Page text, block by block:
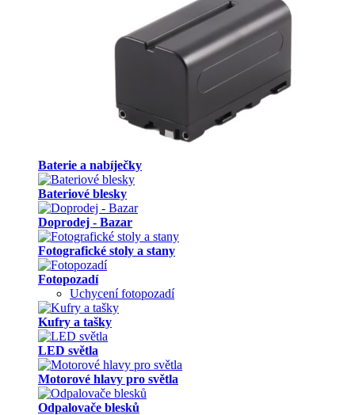
Baterie a nabíječky
Bateriové blesky
Doprodej - Bazar
Fotografické stoly a stany
Fotopozadí
Uchycení fotopozadí
Kufry a tašky
LED světla
Motorové hlavy pro světla
Odpalovače blesků